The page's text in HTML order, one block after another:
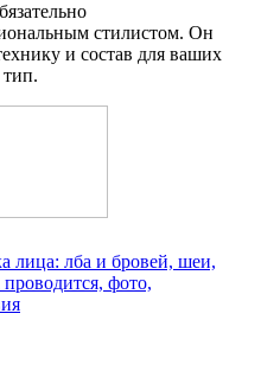
стилистом. Он
и состав для ваших
тип.
лица: лба и бровей, шеи,
фото,